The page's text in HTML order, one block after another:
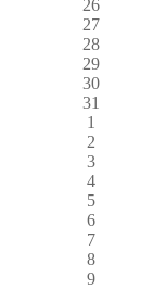
26
27
28
29
30
31
1
2
3
4
5
6
7
8
9